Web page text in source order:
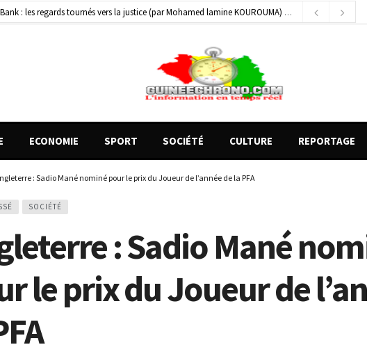
: les regards tournés vers la justice (par Mohamed lamine KOUROUMA)
8 heures ago
une collision entre un véhicule léger et un camion
5 heures ago
ECONOMIE SPORT SOCIÉTÉ CULTURE REPORTAGE
: Sadio Mané nominé pour le prix du Joueur de l’année de la PFA
SOCIÉTÉ
: Sadio Mané
le prix du Joueur de